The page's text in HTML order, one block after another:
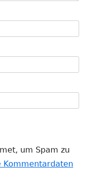
um Spam zu
Kommentardaten